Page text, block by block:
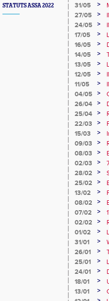
STATUTS ASSA 2022
31/05
>
27/05
>
24/05
>
17/05
>
16/05
>
14/05
>
13/05
>
12/05
>
11/05
>
04/05
>
26/04
>
25/04
>
22/03
>
15/03
>
09/03
>
08/03
>
02/03
>
28/02
>
25/02
>
13/02
>
08/02
>
07/02
>
02/02 >
01/02
>
31/01
>
26/01
>
25/01
>
24/01
>
18/01
>
13/01
>